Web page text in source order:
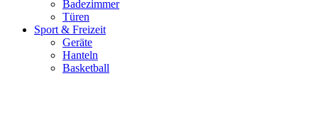
Badezimmer
Türen
Sport & Freizeit
Geräte
Hanteln
Basketball